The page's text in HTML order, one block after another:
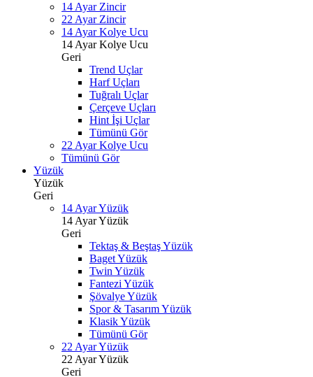
14 Ayar Zincir
22 Ayar Zincir
14 Ayar Kolye Ucu
14 Ayar Kolye Ucu
Geri
Trend Uçlar
Harf Uçları
Tuğralı Uçlar
Çerçeve Uçları
Hint İşi Uçlar
Tümünü Gör
22 Ayar Kolye Ucu
Tümünü Gör
Yüzük
Yüzük
Geri
14 Ayar Yüzük
14 Ayar Yüzük
Geri
Tektaş & Beştaş Yüzük
Baget Yüzük
Twin Yüzük
Fantezi Yüzük
Şövalye Yüzük
Spor & Tasarım Yüzük
Klasik Yüzük
Tümünü Gör
22 Ayar Yüzük
22 Ayar Yüzük
Geri